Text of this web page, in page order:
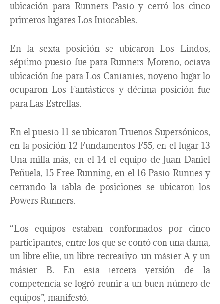
ubicación para Runners Pasto y cerró los cinco
primeros lugares Los Intocables.
En la sexta posición se ubicaron Los Lindos,
séptimo puesto fue para Runners Moreno, octava
ubicación fue para Los Cantantes, noveno lugar lo
ocuparon Los Fantásticos y décima posición fue
para Las Estrellas.
En el puesto 11 se ubicaron Truenos Supersónicos,
en la posición 12 Fundamentos F55, en el lugar 13
Una milla más, en el 14 el equipo de Juan Daniel
Peñuela, 15 Free Running, en el 16 Pasto Runnes y
cerrando la tabla de posiciones se ubicaron los
Powers Runners.
“Los equipos estaban conformados por cinco
participantes, entre los que se contó con una dama,
un libre elite, un libre recreativo, un máster A y un
máster B. En esta tercera versión de la
competencia se logró reunir a un buen número de
equipos”, manifestó.